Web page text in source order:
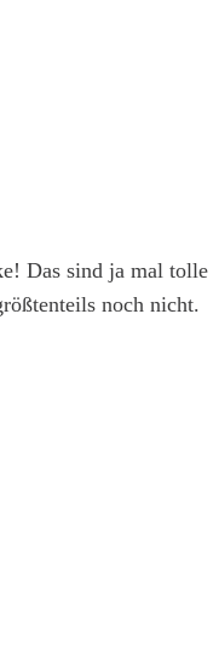
Das sind ja mal tolle
noch nicht.